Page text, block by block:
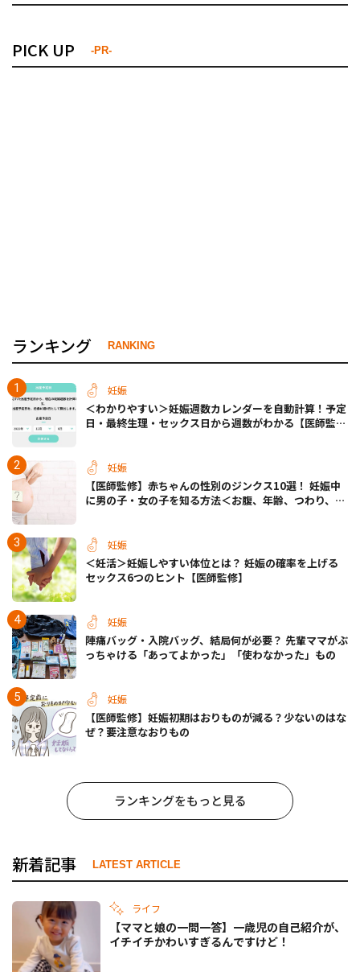
PICK UP -PR-
ランキング RANKING
妊娠
＜わかりやすい＞妊娠週数カレンダーを自動計算！予定
日・最終生理・セックス日から週数がわかる【医師監
妊娠
【医師監修】赤ちゃんの性別のジンクス10選！ 妊娠中
に男の子・女の子を知る方法＜お腹、年齢、つわり、胎
妊娠
＜妊活＞妊娠しやすい体位とは？ 妊娠の確率を上げる
セックス6つのヒント【医師監修】
妊娠
陣痛バッグ・入院バッグ、結局何が必要？ 先輩ママがぶ
っちゃける「あってよかった」「使わなかった」もの
妊娠
【医師監修】妊娠初期はおりものが減る？少ないのはな
ぜ？要注意なおりもの
ランキングをもっと見る
新着記事 LATEST ARTICLE
ライフ
【ママと娘の一問一答】一歳児の自己紹介が、
イチイチかわいすぎるんですけど！